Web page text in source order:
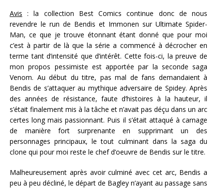
Avis : la collection Best Comics continue donc de nous
revendre le run de Bendis et Immonen sur Ultimate Spider-
Man, ce que je trouve étonnant étant donné que pour moi
c’est à partir de là que la série a commencé à décrocher en
terme tant d’intensité que d’intérêt. Cette fois-ci, la preuve de
mon propos pessimiste est apportée par la seconde saga
Venom. Au début du titre, pas mal de fans demandaient à
Bendis de s’attaquer au mythique adversaire de Spidey. Après
des années de résistance, faute d’histoires à la hauteur, il
s’était finalement mis à la tâche et n’avait pas déçu dans un arc
certes long mais passionnant. Puis il s’était attaqué à carnage
de manière fort surprenante en supprimant un des
personnages principaux, le tout culminant dans la saga du
clone qui pour moi reste le chef d’oeuvre de Bendis sur le titre.
Malheureusement après avoir culminé avec cet arc, Bendis a
peu à peu décliné, le départ de Bagley n’ayant au passage sans